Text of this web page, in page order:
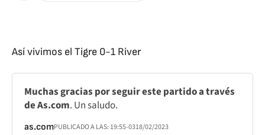
Así vivimos el Tigre 0-1 River
Muchas gracias por seguir este partido a través
de As.com. Un saludo.
as.comPUBLICADO A LAS: 19:55-0318/02/2023